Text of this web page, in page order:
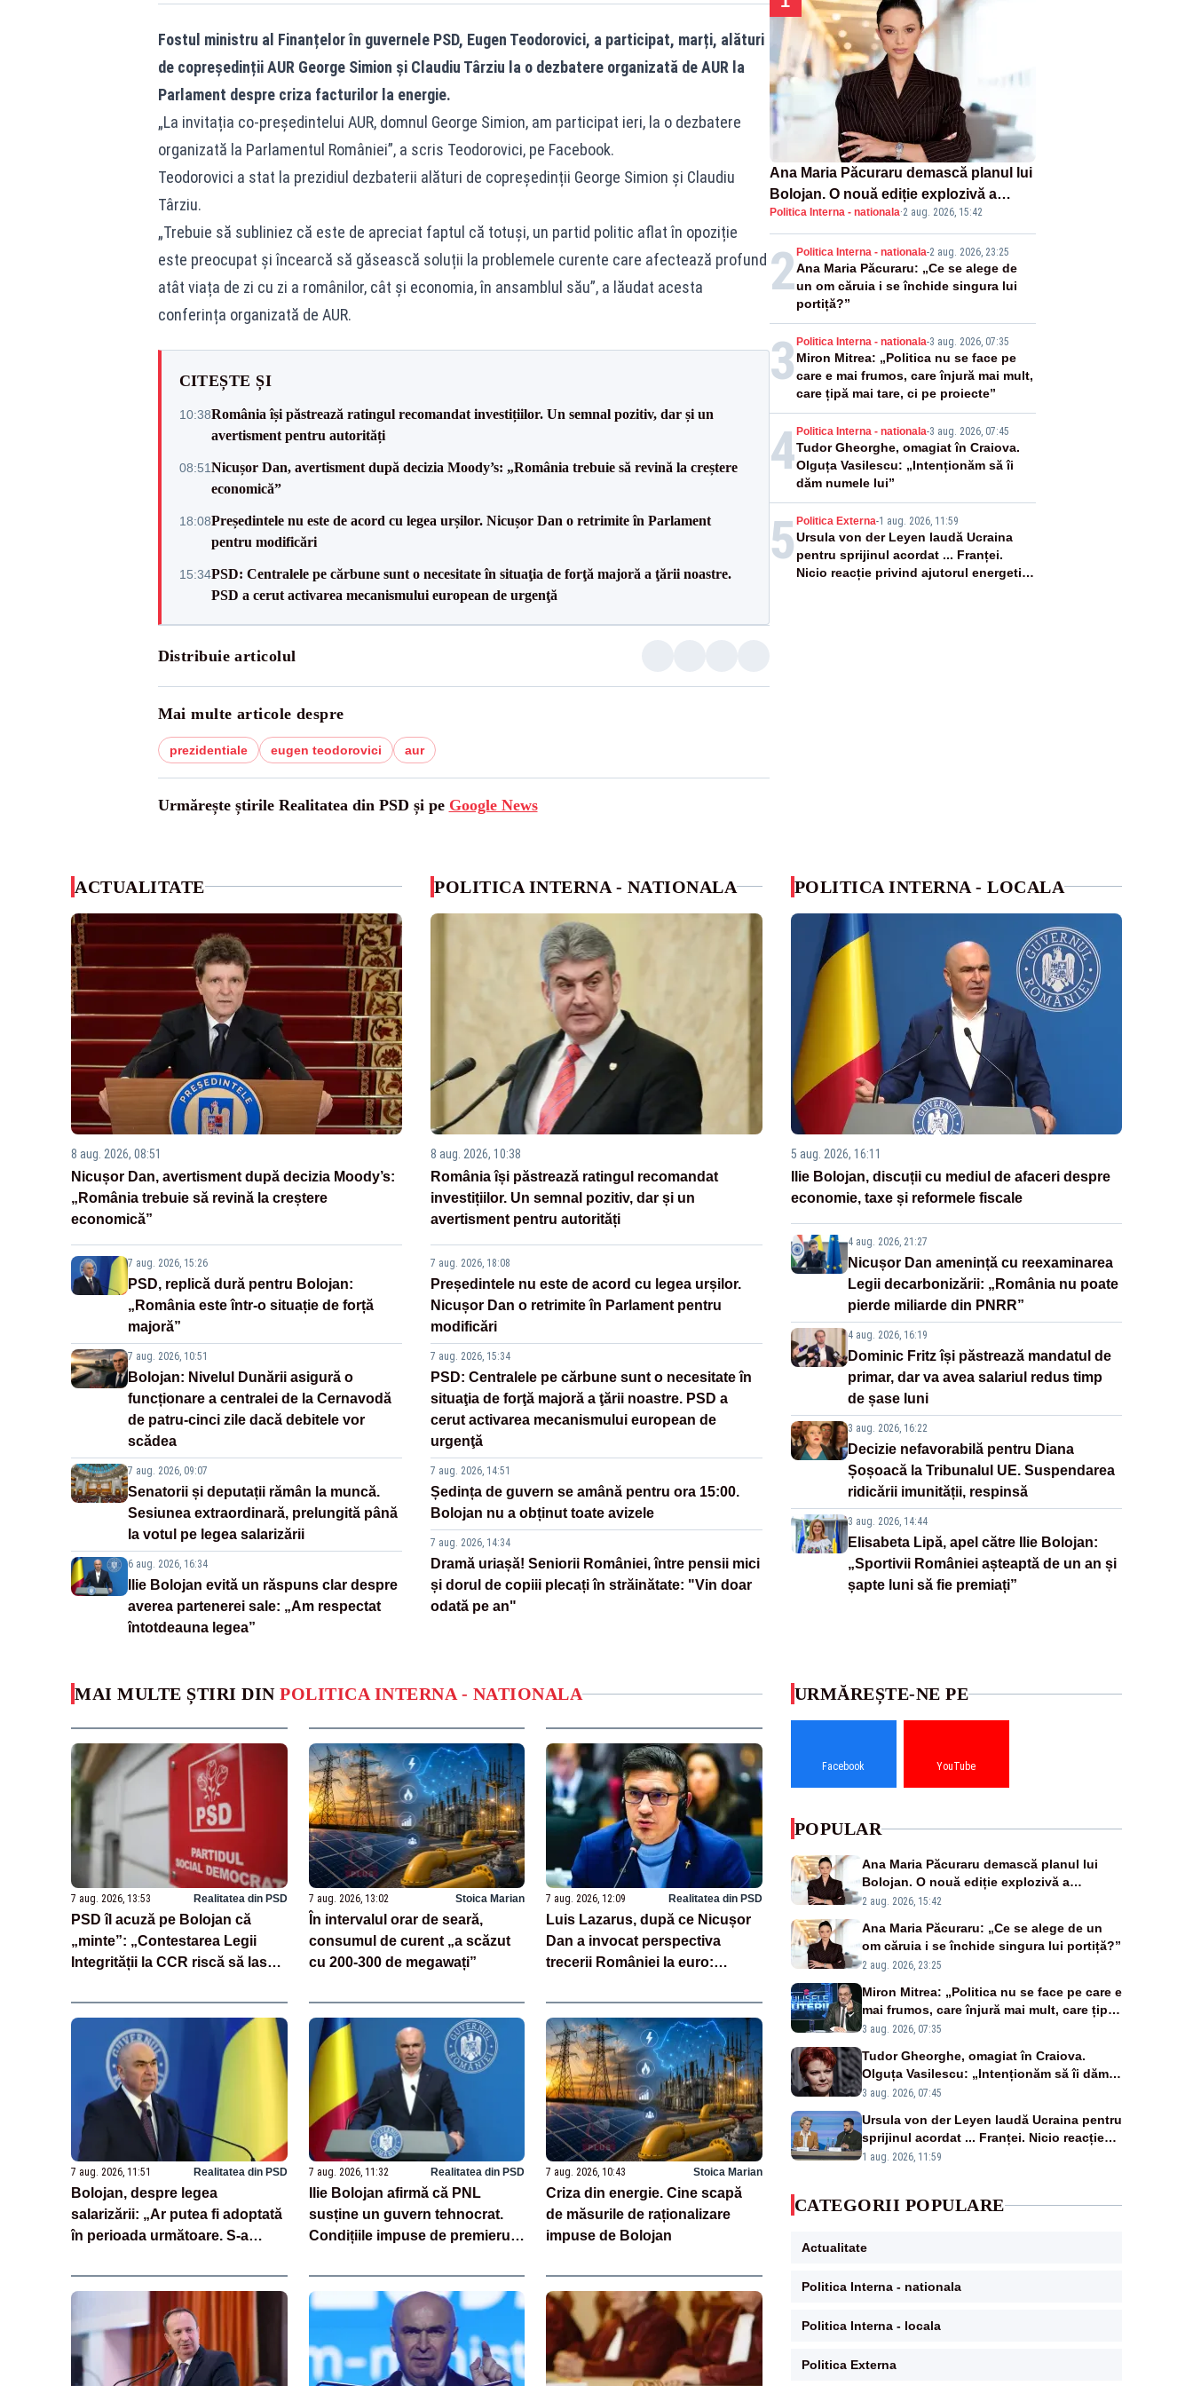
Fostul ministru al Finanțelor în guvernele PSD, Eugen Teodorovici, a participat, marți, alături
de copreședinții AUR George Simion și Claudiu Târziu la o dezbatere organizată de AUR la
Parlament despre criza facturilor la energie.
„La invitația co-președintelui AUR, domnul George Simion, am participat ieri, la o dezbatere
organizată la Parlamentul României”, a scris Teodorovici, pe Facebook.
Teodorovici a stat la prezidiul dezbaterii alături de copreședinții George Simion și Claudiu
Târziu.
„Trebuie să subliniez că este de apreciat faptul că totuși, un partid politic aflat în opoziție
este preocupat și încearcă să găsească soluții la problemele curente care afectează profund
atât viața de zi cu zi a românilor, cât și economia, în ansamblul său”, a lăudat acesta
conferința organizată de AUR.
CITEȘTE ȘI
10:38România își păstrează ratingul recomandat investițiilor. Un semnal pozitiv, dar și un
avertisment pentru autorități
08:51Nicușor Dan, avertisment după decizia Moody’s: „România trebuie să revină la creștere
economică”
18:08Președintele nu este de acord cu legea urșilor. Nicușor Dan o retrimite în Parlament
pentru modificări
15:34PSD: Centralele pe cărbune sunt o necesitate în situaţia de forţă majoră a ţării noastre.
PSD a cerut activarea mecanismului european de urgenţă
Distribuie articolul
Mai multe articole despre
prezidentiale eugen teodorovici aur
Urmărește știrile Realitatea din PSD și pe Google News
Ana Maria Păcuraru demască planul lui
Bolojan. O nouă ediție explozivă a
emisiunii „Miza Zilei” la Realitatea
PLUS
Politica Interna - nationala·2 aug. 2026, 15:42
2Politica Interna - nationala-2 aug. 2026, 23:25
Ana Maria Păcuraru: „Ce se alege de
un om căruia i se închide singura lui
portiță?”
3 Politica Interna - nationala-3 aug. 2026, 07:35
Miron Mitrea: „Politica nu se face pe
care e mai frumos, care înjură mai mult,
care țipă mai tare, ci pe proiecte”
4Politica Interna - nationala-3 aug. 2026, 07:45
Tudor Gheorghe, omagiat în Craiova.
Olguța Vasilescu: „Intenționăm să îi
dăm numele lui”
5 Politica Externa-1 aug. 2026, 11:59
Ursula von der Leyen laudă Ucraina
pentru sprijinul acordat ... Franței.
Nicio reacție privind ajutorul energetic
ACTUALITATE
8 aug. 2026, 08:51
Nicușor Dan, avertisment după decizia Moody’s:
„România trebuie să revină la creștere
economică”
7 aug. 2026, 15:26
PSD, replică dură pentru Bolojan:
„România este într-o situație de forță
majoră”
7 aug. 2026, 10:51
Bolojan: Nivelul Dunării asigură o
funcționare a centralei de la Cernavodă
de patru-cinci zile dacă debitele vor
scădea
7 aug. 2026, 09:07
Senatorii și deputații rămân la muncă.
Sesiunea extraordinară, prelungită până
la votul pe legea salarizării
6 aug. 2026, 16:34
Ilie Bolojan evită un răspuns clar despre
averea partenerei sale: „Am respectat
întotdeauna legea”
POLITICA INTERNA - NATIONALA
8 aug. 2026, 10:38
România își păstrează ratingul recomandat
investițiilor. Un semnal pozitiv, dar și un
avertisment pentru autorități
7 aug. 2026, 18:08
Președintele nu este de acord cu legea urșilor.
Nicușor Dan o retrimite în Parlament pentru
modificări
7 aug. 2026, 15:34
PSD: Centralele pe cărbune sunt o necesitate în
situaţia de forţă majoră a ţării noastre. PSD a
cerut activarea mecanismului european de
urgenţă
7 aug. 2026, 14:51
Ședința de guvern se amână pentru ora 15:00.
Bolojan nu a obținut toate avizele
7 aug. 2026, 14:34
Dramă uriașă! Seniorii României, între pensii mici
și dorul de copiii plecați în străinătate: "Vin doar
odată pe an"
POLITICA INTERNA - LOCALA
5 aug. 2026, 16:11
Ilie Bolojan, discuții cu mediul de afaceri despre
economie, taxe și reformele fiscale
4 aug. 2026, 21:27
Nicușor Dan amenință cu reexaminarea
Legii decarbonizării: „România nu poate
pierde miliarde din PNRR”
4 aug. 2026, 16:19
Dominic Fritz își păstrează mandatul de
primar, dar va avea salariul redus timp
de șase luni
3 aug. 2026, 16:22
Decizie nefavorabilă pentru Diana
Șoșoacă la Tribunalul UE. Suspendarea
ridicării imunității, respinsă
3 aug. 2026, 14:44
Elisabeta Lipă, apel către Ilie Bolojan:
„Sportivii României așteaptă de un an și
șapte luni să fie premiați”
MAI MULTE ȘTIRI DIN POLITICA INTERNA - NATIONALA
7 aug. 2026, 13:53 Realitatea din PSD
PSD îl acuză pe Bolojan că
„minte”: „Contestarea Legii
Integrității la CCR riscă să lase
de euro”
7 aug. 2026, 13:02 Stoica Marian
În intervalul orar de seară,
consumul de curent „a scăzut
cu 200-300 de megawați”
7 aug. 2026, 12:09 Realitatea din PSD
Luis Lazarus, după ce Nicușor
Dan a invocat perspectiva
trecerii României la euro:
suveranitate”
7 aug. 2026, 11:51 Realitatea din PSD
Bolojan, despre legea
salarizării: „Ar putea fi adoptată
în perioada următoare. S-a
unor discursuri iresponsabile în
spaţiul public”
7 aug. 2026, 11:32 Realitatea din PSD
Ilie Bolojan afirmă că PNL
susține un guvern tehnocrat.
Condițiile impuse de premierul
7 aug. 2026, 10:43 Stoica Marian
Criza din energie. Cine scapă
de măsurile de raționalizare
impuse de Bolojan
URMĂREȘTE-NE PE
Facebook YouTube
POPULAR
Ana Maria Păcuraru demască planul lui
Bolojan. O nouă ediție explozivă a
emisiunii „Miza Zilei” la Realitatea PLUS
2 aug. 2026, 15:42
Ana Maria Păcuraru: „Ce se alege de un
om căruia i se închide singura lui portiță?”
2 aug. 2026, 23:25
Miron Mitrea: „Politica nu se face pe care e
mai frumos, care înjură mai mult, care țipă
mai tare, ci pe proiecte”
3 aug. 2026, 07:35
Tudor Gheorghe, omagiat în Craiova.
Olguța Vasilescu: „Intenționăm să îi dăm
numele lui”
3 aug. 2026, 07:45
Ursula von der Leyen laudă Ucraina pentru
sprijinul acordat ... Franței. Nicio reacție
privind ajutorul energetic promis României
1 aug. 2026, 11:59
CATEGORII POPULARE
Actualitate
Politica Interna - nationala
Politica Interna - locala
Politica Externa